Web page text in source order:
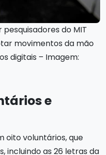
do MIT
movimentos da mão
digitais – Imagem:
e
oito voluntários, que
incluindo as 26 letras da